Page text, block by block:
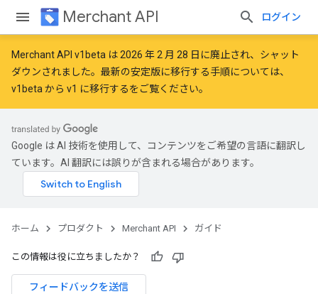
Merchant API ログイン
Merchant API v1beta は 2026 年 2 月 28 日に廃止され、シャット
ダウンされました。最新の安定版に移行する手順については、
v1beta から v1 に移行するをご覧ください。
Google は AI 技術を使用して、コンテンツをご希望の言語に翻訳し
ています。AI 翻訳には誤りが含まれる場合があります。
ホーム プロダクト Merchant API ガイド
この情報は役に立ちましたか？
フィードバックを送信